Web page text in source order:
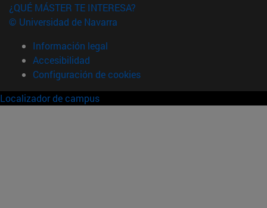
¿QUÉ MÁSTER TE INTERESA?
© Universidad de Navarra
Información legal
Accesibilidad
Configuración de cookies
Localizador de campus